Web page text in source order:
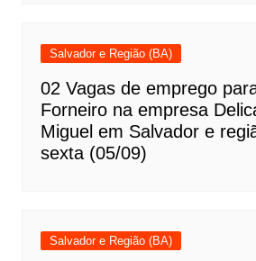
Salvador e Região (BA)
02 Vagas de emprego
Forneiro na empresa
Miguel em Salvador e
sexta (05/09)
Salvador e Região (BA)